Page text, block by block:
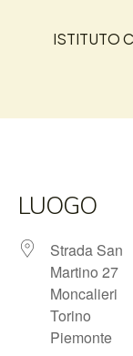
NEWSISTITUTO
LUOGO
Strada San
Martino 27
Moncalieri
Torino
Piemonte